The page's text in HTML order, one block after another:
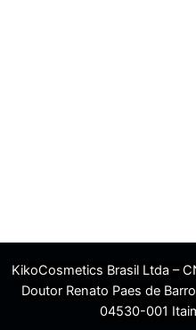
KikoCosmetics Brasil Ltda –
Doutor Renato Paes de
04530-001